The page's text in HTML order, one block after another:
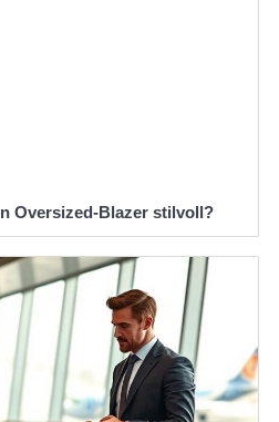
Oversized-Blazer stilvoll?